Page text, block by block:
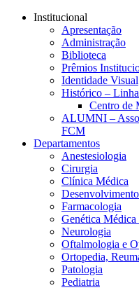
Conteúdo principal
Institucional
Apresentação
Administração
Biblioteca
Prêmios
Identidade Visual
Histórico –
Centro de
ALUMNI –
FCM
Departamentos
Anestesiologia
Cirurgia
Clínica Médica
Farmacologia
Genética
Neurologia
Oftalmologia e
Ortopedia,
Patologia
Pediatria